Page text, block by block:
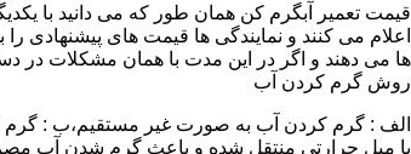
قیمت تعمیر آبگرم کن همان طور که می دانید با
اعلام می کنند و نمایندگی ها قیمت های پیشنهادی
ها می دهند و اگر در این مدت با همان مشکلات در
روش گرم کردن آب
الف : گرم کردن آب به صورت غیر مستقیم،ب : گرم
یا مبل حرارتی منتقل شده و باعث گرم شدن آب